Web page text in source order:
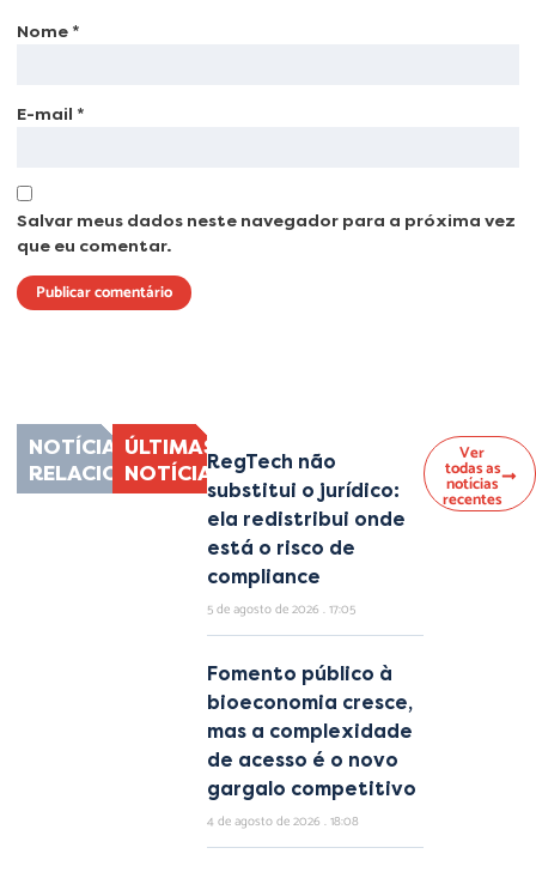
Nome *
E-mail *
Salvar meus dados neste navegador para a próxima vez
que eu comentar.
NOTÍCIAS
RELACIONADAS
ÚLTIMAS
NOTÍCIASRegTech não
substitui o jurídico:
ela redistribui onde
está o risco de
compliance
5 de agosto de 2026 17:05
Fomento público à
bioeconomia cresce,
mas a complexidade
de acesso é o novo
gargalo competitivo
4 de agosto de 2026 18:08
Ver
todas as
notícias
recentes